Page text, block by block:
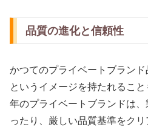
品質の進化と信頼性
かつてのプライベートブランド
というイメージを持たれるこ
年のプライベートブランドは
ったり、厳しい品質基準をク